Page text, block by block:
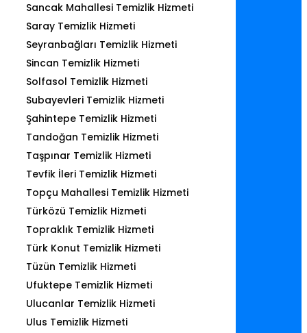
Sancak Mahallesi Temizlik Hizmeti
Saray Temizlik Hizmeti
Seyranbağları Temizlik Hizmeti
Sincan Temizlik Hizmeti
Solfasol Temizlik Hizmeti
Subayevleri Temizlik Hizmeti
Şahintepe Temizlik Hizmeti
Tandoğan Temizlik Hizmeti
Taşpınar Temizlik Hizmeti
Tevfik İleri Temizlik Hizmeti
Topçu Mahallesi Temizlik Hizmeti
Türközü Temizlik Hizmeti
Topraklık Temizlik Hizmeti
Türk Konut Temizlik Hizmeti
Tüzün Temizlik Hizmeti
Ufuktepe Temizlik Hizmeti
Ulucanlar Temizlik Hizmeti
Ulus Temizlik Hizmeti